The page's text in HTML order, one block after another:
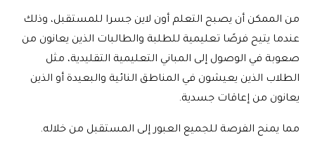
من الممكن أن يصبح التعلم أون لاين جسرا للمستقبل، وذلك
عندما يتيح فرصًا تعليمية للطلبة والطالبات الذين يعانون من
صعوبة في الوصول إلى المباني التعليمية التقليدية، مثل
الطلاب الذين يعيشون في المناطق النائية والبعيدة أو الذين
يعانون من إعاقات جسدية.
مما يمنح الفرصة للجميع العبور إلى المستقبل من خلاله.